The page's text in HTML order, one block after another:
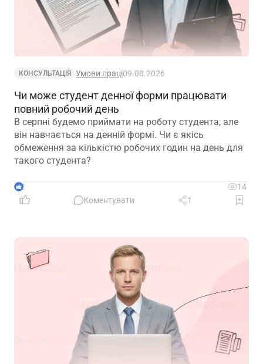
КОНСУЛЬТАЦІЯ Умови праці09.08.2026
Чи може студент денної форми працювати
повний робочий день
В серпні будемо приймати на роботу студента, але
він навчається на денній формі. Чи є якісь
обмеження за кількістю робочих годин на день для
такого студента?
2
14
Коментувати
1